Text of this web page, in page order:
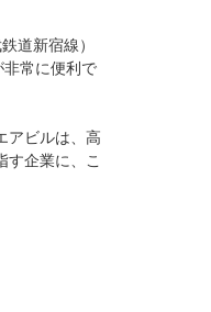
道新宿線）
常に便利で
アビルは、高
す企業に、こ